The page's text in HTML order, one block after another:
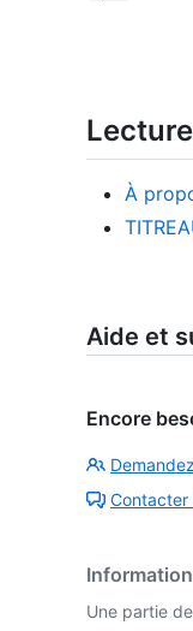
À
Aide et
Encore
Contacter
Une partie